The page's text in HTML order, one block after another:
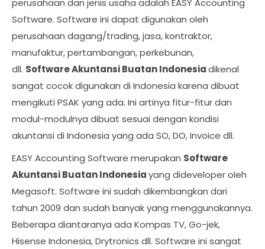
perusahaan dan jenis usaha adalah EASY Accounting
Software. Software ini dapat digunakan oleh
perusahaan dagang/trading, jasa, kontraktor,
manufaktur, pertambangan, perkebunan,
dll. Software Akuntansi Buatan Indonesiadikenal
sangat cocok digunakan di Indonesia karena dibuat
mengikuti PSAK yang ada. Ini artinya fitur-fitur dan
modul-modulnya dibuat sesuai dengan kondisi
akuntansi di Indonesia yang ada SO, DO, Invoice dll.
EASY Accounting Software merupakan Software
Akuntansi Buatan Indonesiayang dideveloper oleh
Megasoft. Software ini sudah dikembangkan dari
tahun 2009 dan sudah banyak yang menggunakannya.
Beberapa diantaranya ada Kompas TV, Go-jek,
Hisense Indonesia, Drytronics dll. Software ini sangat